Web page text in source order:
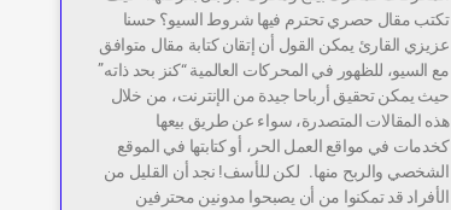
تكتب مقال حصري تحترم فيها شروط السيو؟ حسنا
عزيزي القارئ يمكن القول أن إتقان كتابة مقال متوافق
مع السيو، للظهور في المحركات العالمية “كنز بحد ذاته”
حيث يمكن تحقيق أرباحا جيدة من الإنترنت، من خلال
هذه المقالات المتصدرة، سواء عن طريق بيعها
كخدمات في مواقع العمل الحر، أو كتابتها في الموقع
الشخصي والربح منها. لكن للأسف! نجد أن القليل من
الأفراد قد تمكنوا من أن يصبحوا مدونين محترفين